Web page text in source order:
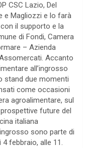
CSC Lazio, Del
e Magliozzi e lo farà
il supporto e la
di Fondi, Camera
– Azienda
Accanto
all’ingrosso
stand due momenti
come occasioni
agroalimentare, sul
future del
italiana
sono parte di
febbraio, alle 11.